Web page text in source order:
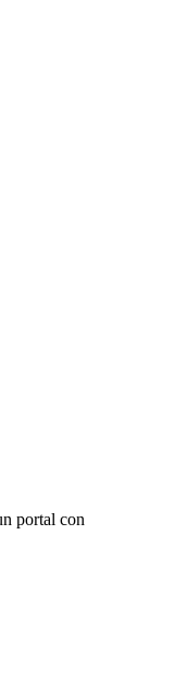
portal con